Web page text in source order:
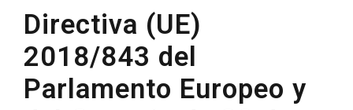
Directiva (UE)
2018/843 del
Parlamento Europeo y